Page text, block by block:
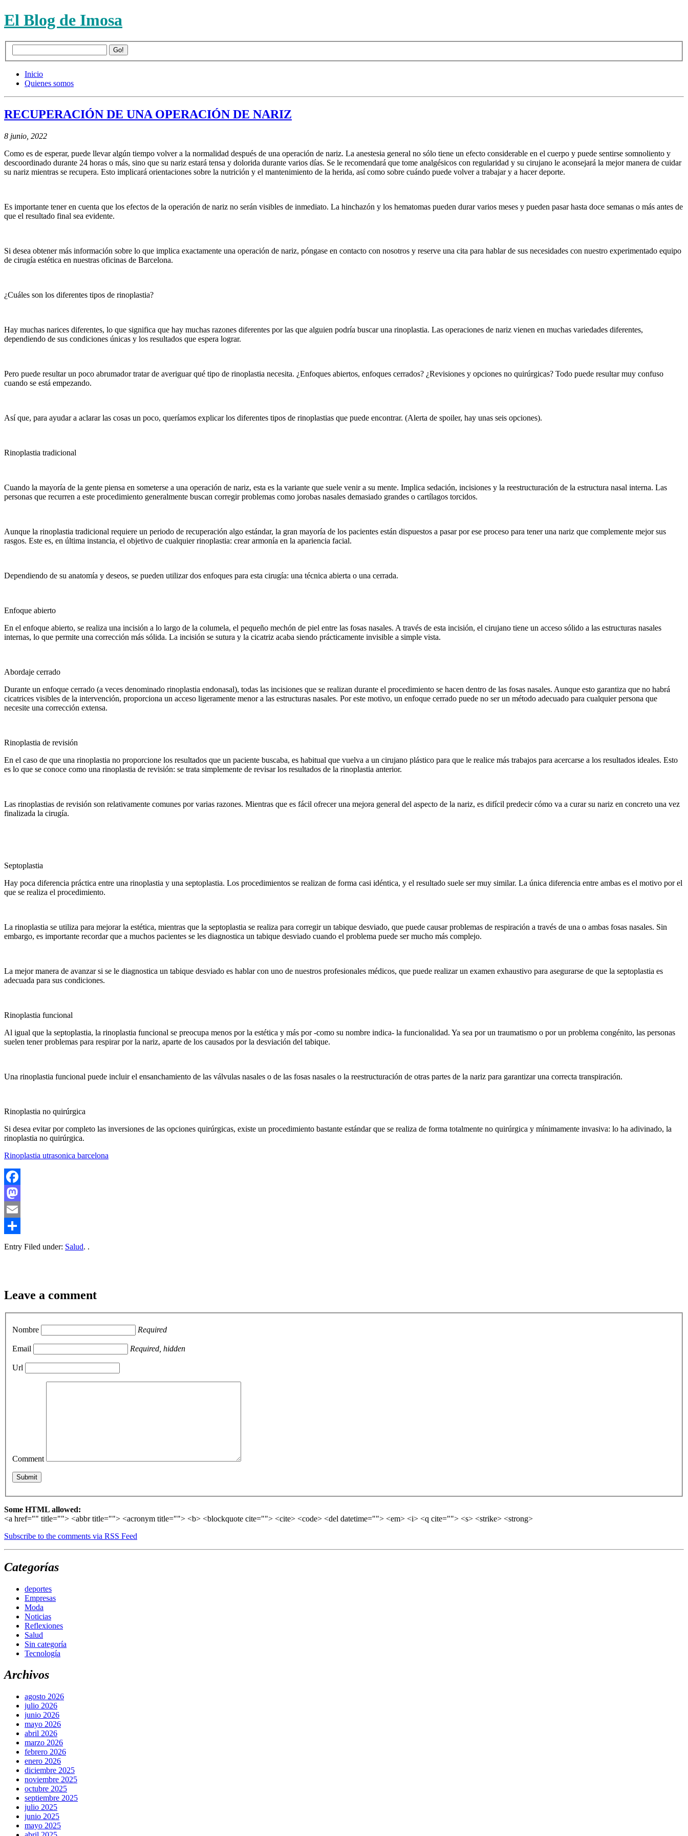
El Blog de Imosa
Inicio
Quienes somos
RECUPERACIÓN DE UNA OPERACIÓN DE NARIZ
8 junio, 2022
Como es de esperar, puede llevar algún tiempo volver a la normalidad después de una operación de nariz. La anestesia general no sólo tiene un efecto considerable en el cuerpo y puede sentirse somnoliento y
descoordinado durante 24 horas o más, sino que su nariz estará tensa y dolorida durante varios días. Se le recomendará que tome analgésicos con regularidad y su cirujano le aconsejará la mejor manera de cuidar
su nariz mientras se recupera. Esto implicará orientaciones sobre la nutrición y el mantenimiento de la herida, así como sobre cuándo puede volver a trabajar y a hacer deporte.
Es importante tener en cuenta que los efectos de la operación de nariz no serán visibles de inmediato. La hinchazón y los hematomas pueden durar varios meses y pueden pasar hasta doce semanas o más antes de
que el resultado final sea evidente.
Si desea obtener más información sobre lo que implica exactamente una operación de nariz, póngase en contacto con nosotros y reserve una cita para hablar de sus necesidades con nuestro experimentado equipo
de cirugía estética en nuestras oficinas de Barcelona.
¿Cuáles son los diferentes tipos de rinoplastia?
Hay muchas narices diferentes, lo que significa que hay muchas razones diferentes por las que alguien podría buscar una rinoplastia. Las operaciones de nariz vienen en muchas variedades diferentes,
dependiendo de sus condiciones únicas y los resultados que espera lograr.
Pero puede resultar un poco abrumador tratar de averiguar qué tipo de rinoplastia necesita. ¿Enfoques abiertos, enfoques cerrados? ¿Revisiones y opciones no quirúrgicas? Todo puede resultar muy confuso
cuando se está empezando.
Así que, para ayudar a aclarar las cosas un poco, queríamos explicar los diferentes tipos de rinoplastias que puede encontrar. (Alerta de spoiler, hay unas seis opciones).
Rinoplastia tradicional
Cuando la mayoría de la gente piensa en someterse a una operación de nariz, esta es la variante que suele venir a su mente. Implica sedación, incisiones y la reestructuración de la estructura nasal interna. Las
personas que recurren a este procedimiento generalmente buscan corregir problemas como jorobas nasales demasiado grandes o cartílagos torcidos.
Aunque la rinoplastia tradicional requiere un periodo de recuperación algo estándar, la gran mayoría de los pacientes están dispuestos a pasar por ese proceso para tener una nariz que complemente mejor sus
rasgos. Este es, en última instancia, el objetivo de cualquier rinoplastia: crear armonía en la apariencia facial.
Dependiendo de su anatomía y deseos, se pueden utilizar dos enfoques para esta cirugía: una técnica abierta o una cerrada.
Enfoque abierto
En el enfoque abierto, se realiza una incisión a lo largo de la columela, el pequeño mechón de piel entre las fosas nasales. A través de esta incisión, el cirujano tiene un acceso sólido a las estructuras nasales
internas, lo que permite una corrección más sólida. La incisión se sutura y la cicatriz acaba siendo prácticamente invisible a simple vista.
Abordaje cerrado
Durante un enfoque cerrado (a veces denominado rinoplastia endonasal), todas las incisiones que se realizan durante el procedimiento se hacen dentro de las fosas nasales. Aunque esto garantiza que no habrá
cicatrices visibles de la intervención, proporciona un acceso ligeramente menor a las estructuras nasales. Por este motivo, un enfoque cerrado puede no ser un método adecuado para cualquier persona que
necesite una corrección extensa.
Rinoplastia de revisión
En el caso de que una rinoplastia no proporcione los resultados que un paciente buscaba, es habitual que vuelva a un cirujano plástico para que le realice más trabajos para acercarse a los resultados ideales. Esto
es lo que se conoce como una rinoplastia de revisión: se trata simplemente de revisar los resultados de la rinoplastia anterior.
Las rinoplastias de revisión son relativamente comunes por varias razones. Mientras que es fácil ofrecer una mejora general del aspecto de la nariz, es difícil predecir cómo va a curar su nariz en concreto una vez
finalizada la cirugía.
Septoplastia
Hay poca diferencia práctica entre una rinoplastia y una septoplastia. Los procedimientos se realizan de forma casi idéntica, y el resultado suele ser muy similar. La única diferencia entre ambas es el motivo por el
que se realiza el procedimiento.
La rinoplastia se utiliza para mejorar la estética, mientras que la septoplastia se realiza para corregir un tabique desviado, que puede causar problemas de respiración a través de una o ambas fosas nasales. Sin
embargo, es importante recordar que a muchos pacientes se les diagnostica un tabique desviado cuando el problema puede ser mucho más complejo.
La mejor manera de avanzar si se le diagnostica un tabique desviado es hablar con uno de nuestros profesionales médicos, que puede realizar un examen exhaustivo para asegurarse de que la septoplastia es
adecuada para sus condiciones.
Rinoplastia funcional
Al igual que la septoplastia, la rinoplastia funcional se preocupa menos por la estética y más por -como su nombre indica- la funcionalidad. Ya sea por un traumatismo o por un problema congénito, las personas
suelen tener problemas para respirar por la nariz, aparte de los causados por la desviación del tabique.
Una rinoplastia funcional puede incluir el ensanchamiento de las válvulas nasales o de las fosas nasales o la reestructuración de otras partes de la nariz para garantizar una correcta transpiración.
Rinoplastia no quirúrgica
Si desea evitar por completo las inversiones de las opciones quirúrgicas, existe un procedimiento bastante estándar que se realiza de forma totalmente no quirúrgica y mínimamente invasiva: lo ha adivinado, la
rinoplastia no quirúrgica.
Rinoplastia utrasonica barcelona
Facebook
Mastodon
Email
Compartir
Entry Filed under: Salud. .
Leave a comment
Nombre Required
Email Required, hidden
Url
Comment
Some HTML allowed:
<a href="" title=""> <abbr title=""> <acronym title=""> <b> <blockquote cite=""> <cite> <code> <del datetime=""> <em> <i> <q cite=""> <s> <strike> <strong>
Subscribe to the comments via RSS Feed
Categorías
deportes
Empresas
Moda
Noticias
Reflexiones
Salud
Sin categoría
Tecnología
Archivos
agosto 2026
julio 2026
junio 2026
mayo 2026
abril 2026
marzo 2026
febrero 2026
enero 2026
diciembre 2025
noviembre 2025
octubre 2025
septiembre 2025
julio 2025
junio 2025
mayo 2025